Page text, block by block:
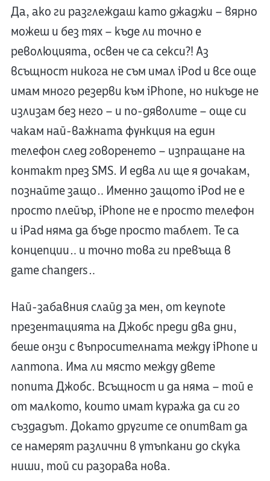
Да, ако ги разглеждаш като джаджи – вярно
можеш и без тях – къде ли точно е
революцията, освен че са секси?! Аз
всъщност никога не съм имал iPod и все още
имам много резерви към iPhone, но никъде не
излизам без него – и по-дяволите – още си
чакам най-важната функция на един
телефон след говоренето – изпращане на
контакт през SMS. И едва ли ще я дочакам,
познайте защо… Именно защото iPod не е
просто плейър, iPhone не е просто телефон
и iPad няма да бъде просто таблет. Те са
концепции… и точно това ги превъща в
game changers…
Най-забавния слайд за мен, от keynote
презентацията на Джобс преди два дни,
беше онзи с въпросителната между iPhone и
лаптопа. Има ли място между двете
попита Джобс. Всъщност и да няма – той е
от малкото, които имат куража да си го
създадът. Докато другите се опитват да
се намерят различни в утъпкани до скука
ниши, той си разорава нова.